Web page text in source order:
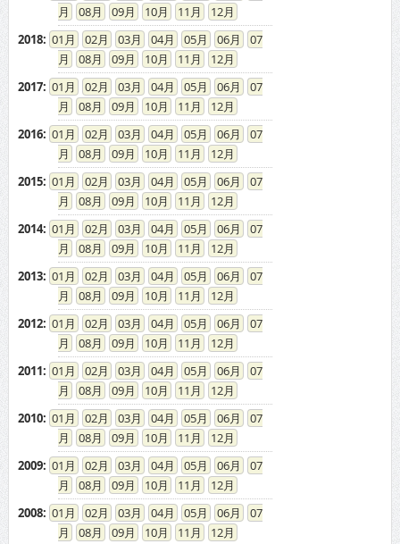
08
09 10 11
12
2018: 01 02 03 04 05 06
07
08
09 10 11
12
2017: 01 02 03 04 05 06
07
08
09 10 11
12
2016: 01 02 03 04 05 06
07
08
09 10 11
12
2015: 01 02 03 04 05 06
07
08
09 10 11
12
2014: 01 02 03 04 05 06
07
08
09 10 11
12
2013: 01 02 03 04 05 06
07
08
09 10 11
12
2012: 01 02 03 04 05 06
07
08
09 10 11
12
2011: 01 02 03 04 05 06
07
08
09 10 11
12
2010: 01 02 03 04 05 06
07
08
09 10 11
12
2009: 01 02 03 04 05 06
07
08
09 10 11
12
2008: 01 02 03 04 05 06
07
08
09 10 11
12